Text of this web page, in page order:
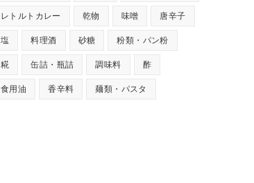
レトルトカレー 乾物 味噌 唐辛子
塩 料理酒 砂糖 粉類・パン粉
糀 缶詰・瓶詰 調味料 酢
食用油 香辛料 麺類・パスタ